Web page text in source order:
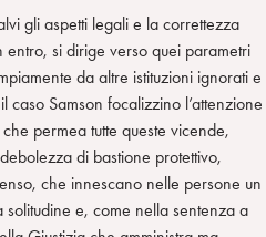
gli aspetti legali e la correttezza
si dirige verso quei parametri
da altre istituzioni ignorati e
caso Samson focalizzino l’attenzione
permea tutte queste vicende,
di bastione protettivo,
che innescano nelle persone un
e, come nella sentenza a